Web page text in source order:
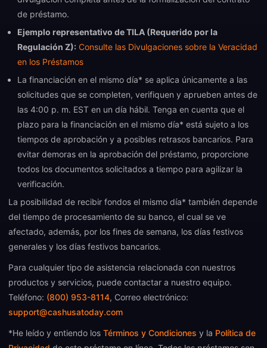
de préstamo.
Ejemplo representativo de TILA (Requerido por la
Regulación Z): Consulte las Divulgaciones sobre la Veracidad
en los Préstamos
La financiación en el mismo día* se aplica únicamente a las
solicitudes que se completen, verifiquen y aprueben antes de
las 4:00 p. m. EST en un día hábil. Tenga en cuenta que el
plazo para la financiación en el mismo día* está sujeto a los
tiempos de aprobación y a posibles retrasos bancarios. Para
evitar demoras en la aprobación del préstamo, proporcione
todos los documentos solicitados a tiempo para agilizar la
verificación.
La posibilidad de recibir fondos el mismo día* también depende
del tiempo de procesamiento de su banco, el cual se ve
afectado, además, por los fines de semana, los días festivos
generales y los días festivos bancarios.
Para cualquier tipo de asistencia relacionada con nuestros
productos y servicios, puede contactar a nuestro equipo.
Teléfono: (800) 953-8114, Correo electrónico:
support@cashusatoday.com
*He leído y entiendo los Términos y Condiciones y la Política de